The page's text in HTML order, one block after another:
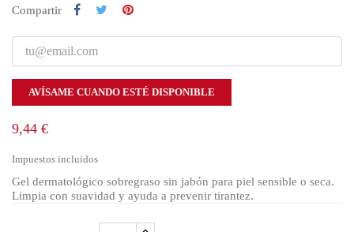
Compartir
AVÍSAME CUANDO ESTÉ DISPONIBLE
9,44 €
Impuestos incluidos
Gel dermatológico sobregraso sin jabón para piel sensible o seca.
Limpia con suavidad y ayuda a prevenir tirantez.